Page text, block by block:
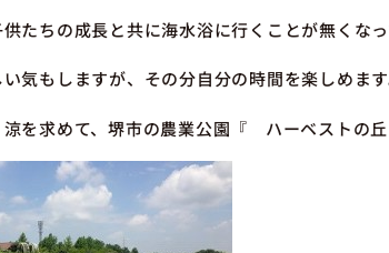
たちの成長と共に海水浴に行くことが無くなっ
気もしますが、その分自分の時間を楽しめます
涼を求めて、堺市の農業公園『 ハーベストの